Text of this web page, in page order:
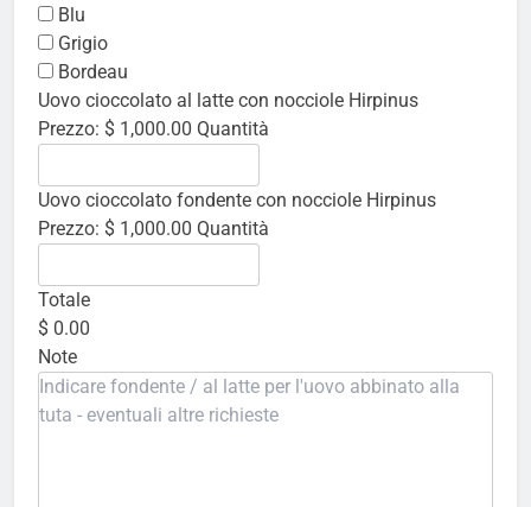
Blu
Grigio
Bordeau
Uovo cioccolato al latte con nocciole HirpinusQuantità
Prezzo: $ 1,000.00 Quantità
Uovo cioccolato fondente con nocciole HirpinusQuantità
Prezzo: $ 1,000.00 Quantità
Totale
$ 0.00
Note